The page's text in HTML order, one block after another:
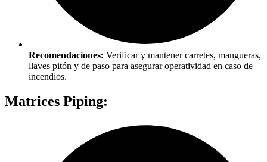
Recomendaciones: Verificar y mantener carretes, mangueras,
llaves pitón y de paso para asegurar operatividad en caso de
incendios.
Matrices Piping: